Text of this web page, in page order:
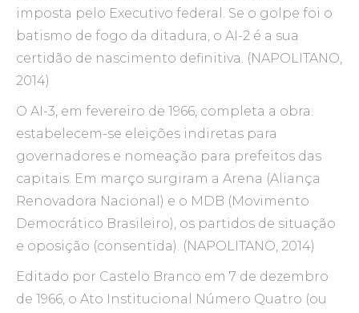
imposta pelo Executivo federal. Se o golpe foi o
batismo de fogo da ditadura, o AI-2 é a sua
certidão de nascimento definitiva. (NAPOLITANO,
2014)
O AI-3, em fevereiro de 1966, completa a obra:
estabelecem-se eleições indiretas para
governadores e nomeação para prefeitos das
capitais. Em março surgiram a Arena (Aliança
Renovadora Nacional) e o MDB (Movimento
Democrático Brasileiro), os partidos de situação
e oposição (consentida). (NAPOLITANO, 2014)
Editado por Castelo Branco em 7 de dezembro
de 1966, o Ato Institucional Número Quatro (ou